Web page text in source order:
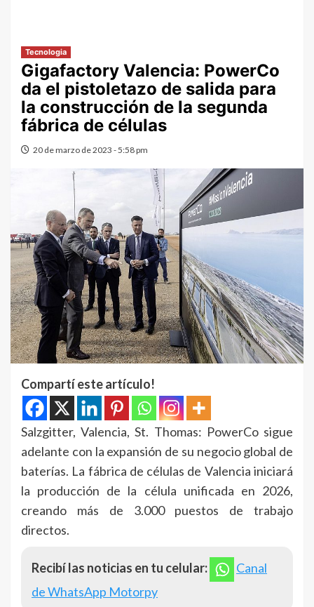
Tecnologia
Gigafactory Valencia: PowerCo
da el pistoletazo de salida para
la construcción de la segunda
fábrica de células
20 de marzo de 2023 - 5:58 pm
Compartí este artículo!
Salzgitter, Valencia, St. Thomas: PowerCo sigue
adelante con la expansión de su negocio global de
baterías. La fábrica de células de Valencia iniciará
la producción de la célula unificada en 2026,
creando más de 3.000 puestos de trabajo
directos.
Recibí las noticias en tu celular:
Canal
de WhatsApp Motorpy